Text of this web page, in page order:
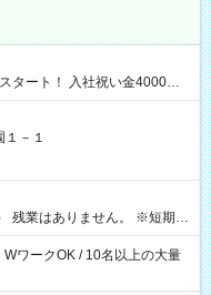
タート！ 入社祝い金4000円
－１
ありません。 ※短期の
了承くださいませ。
ワークOK / 10名以上の大量